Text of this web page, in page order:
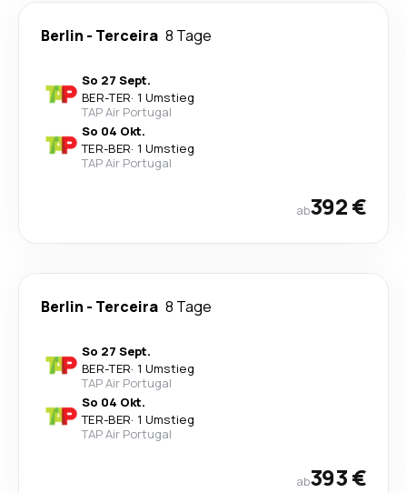
Berlin - Terceira 8 Tage
So 27 Sept.
BER-TER· 1 Umstieg
TAP Air Portugal
So 04 Okt.
TER-BER· 1 Umstieg
TAP Air Portugal
ab392 €
Berlin - Terceira 8 Tage
So 27 Sept.
BER-TER· 1 Umstieg
TAP Air Portugal
So 04 Okt.
TER-BER· 1 Umstieg
TAP Air Portugal
ab393 €